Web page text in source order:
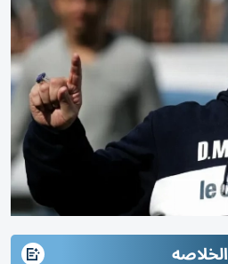
الخلاصه